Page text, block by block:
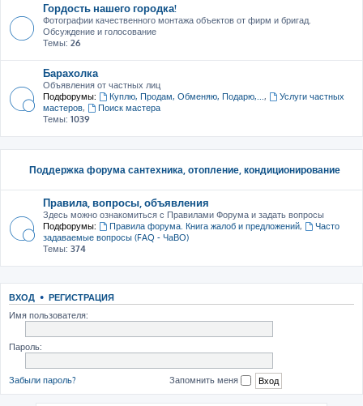
Гордость нашего городка!
Фотографии качественного монтажа объектов от фирм и бригад.
Обсуждение и голосование
Темы: 26
Барахолка
Объявления от частных лиц
Подфорумы:
Куплю, Продам, Обменяю, Подарю,...,
Услуги частных
мастеров,
Поиск мастера
Темы: 1039
Поддержка форума сантехника, отопление, кондиционирование
Правила, вопросы, объявления
Здесь можно ознакомиться с Правилами Форума и задать вопросы
Подфорумы:
Правила форума. Книга жалоб и предложений,
Часто
задаваемые вопросы (FAQ - ЧаВО)
Темы: 374
ВХОД • РЕГИСТРАЦИЯ
Имя пользователя:
Пароль:
Забыли пароль? Запомнить меня